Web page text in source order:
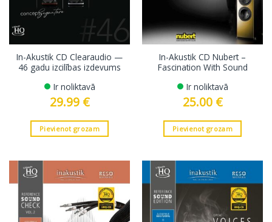
In-Akustik CD Clearaudio —
46 gadu izcilības izdevums
Ir noliktavā
29.99 €
Pievienot grozam
In-Akustik CD Nubert –
Fascination With Sound
Ir noliktavā
25.00 €
Pievienot grozam